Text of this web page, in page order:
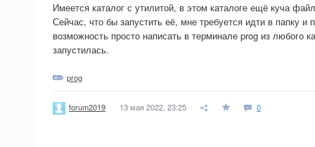
Имеется каталог с утилитой, в этом каталоге ещё куча
Сейчас, что бы запустить её, мне требуется идти в папку
возможность просто написать в терминале prog из любого
запустилась.
prog
forum2019 13 мая 2022, 23:25 0